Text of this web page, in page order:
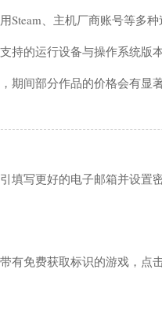
、主机厂商账号等多种
持的运行设备与操作系统版本
期间部分作品的价格会有显著
填写更好的电子邮箱并设置
有免费获取标识的游戏，点